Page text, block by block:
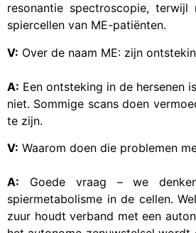
resonantie spectroscopie,
spiercellen van ME-patiënten.
V: Over de naam ME: zijn
A: Een ontsteking in de hersenen
niet. Sommige scans doen
te zijn.
V: Waarom doen die problemen
A: Goede vraag – we
spiermetabolisme in de cellen.
zuur houdt verband met een